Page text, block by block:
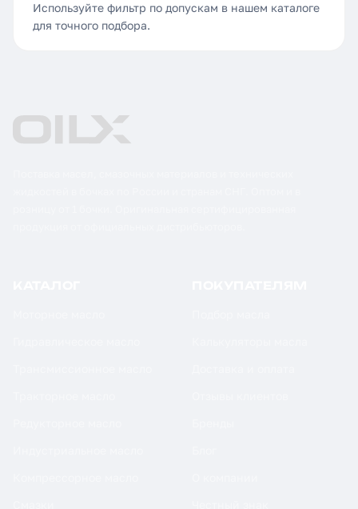
Используйте фильтр по допускам в нашем каталоге
для точного подбора.